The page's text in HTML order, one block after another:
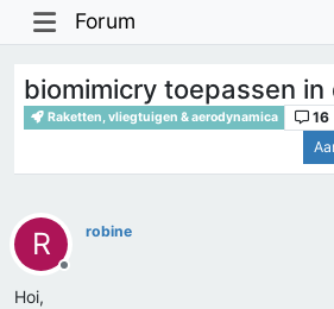
Forum
biomimicry toepassen
Raketten, vliegtuigen & aerodynamica 16
R
Offline
robine
Hoi,